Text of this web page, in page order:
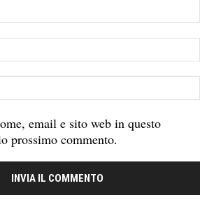
email e sito web in questo
prossimo commento.